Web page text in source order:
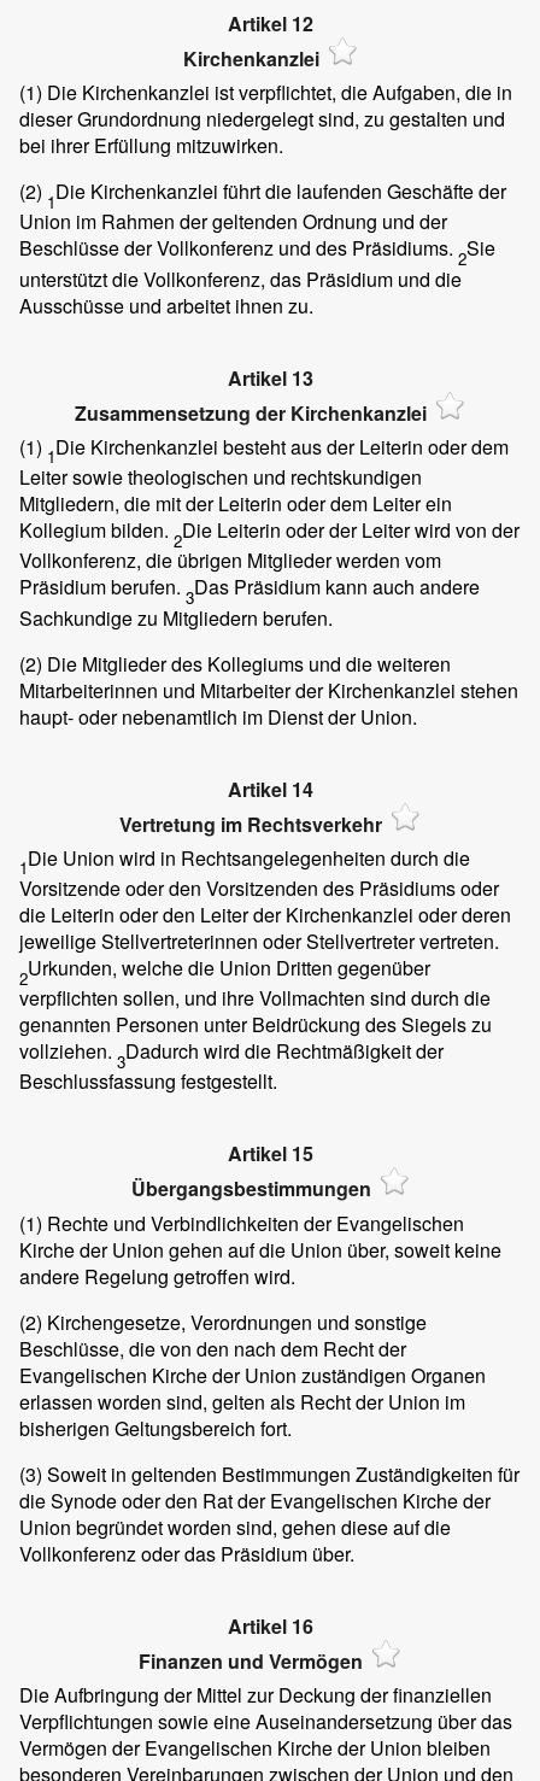
Artikel 12
Kirchenkanzlei
(1) Die Kirchenkanzlei ist verpflichtet, die Aufgaben, die in
dieser Grundordnung niedergelegt sind, zu gestalten und
bei ihrer Erfüllung mitzuwirken.
(2) 1Die Kirchenkanzlei führt die laufenden Geschäfte der
Union im Rahmen der geltenden Ordnung und der
Beschlüsse der Vollkonferenz und des Präsidiums. 2Sie
unterstützt die Vollkonferenz, das Präsidium und die
Ausschüsse und arbeitet ihnen zu.
Artikel 13
Zusammensetzung der Kirchenkanzlei
(1) 1Die Kirchenkanzlei besteht aus der Leiterin oder dem
Leiter sowie theologischen und rechtskundigen
Mitgliedern, die mit der Leiterin oder dem Leiter ein
Kollegium bilden. 2Die Leiterin oder der Leiter wird von der
Vollkonferenz, die übrigen Mitglieder werden vom
Präsidium berufen. 3Das Präsidium kann auch andere
Sachkundige zu Mitgliedern berufen.
(2) Die Mitglieder des Kollegiums und die weiteren
Mitarbeiterinnen und Mitarbeiter der Kirchenkanzlei stehen
haupt- oder nebenamtlich im Dienst der Union.
Artikel 14
Vertretung im Rechtsverkehr
1Die Union wird in Rechtsangelegenheiten durch die
Vorsitzende oder den Vorsitzenden des Präsidiums oder
die Leiterin oder den Leiter der Kirchenkanzlei oder deren
jeweilige Stellvertreterinnen oder Stellvertreter vertreten.
2Urkunden, welche die Union Dritten gegenüber
verpflichten sollen, und ihre Vollmachten sind durch die
genannten Personen unter Beidrückung des Siegels zu
vollziehen. 3Dadurch wird die Rechtmäßigkeit der
Beschlussfassung festgestellt.
Artikel 15
Übergangsbestimmungen
(1) Rechte und Verbindlichkeiten der Evangelischen
Kirche der Union gehen auf die Union über, soweit keine
andere Regelung getroffen wird.
(2) Kirchengesetze, Verordnungen und sonstige
Beschlüsse, die von den nach dem Recht der
Evangelischen Kirche der Union zuständigen Organen
erlassen worden sind, gelten als Recht der Union im
bisherigen Geltungsbereich fort.
(3) Soweit in geltenden Bestimmungen Zuständigkeiten für
die Synode oder den Rat der Evangelischen Kirche der
Union begründet worden sind, gehen diese auf die
Vollkonferenz oder das Präsidium über.
Artikel 16
Finanzen und Vermögen
Die Aufbringung der Mittel zur Deckung der finanziellen
Verpflichtungen sowie eine Auseinandersetzung über das
Vermögen der Evangelischen Kirche der Union bleiben
besonderen Vereinbarungen zwischen der Union und den